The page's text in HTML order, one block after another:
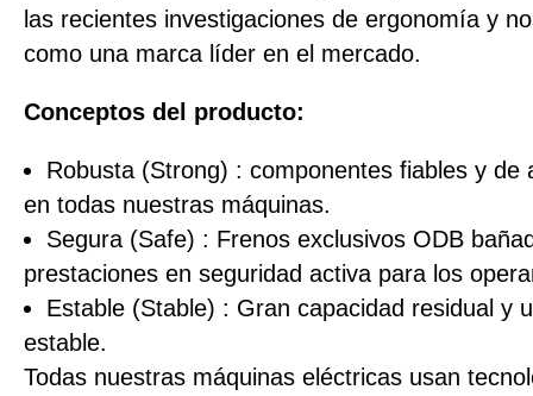
las recientes investigaciones de ergonomía y
como una marca líder en el mercado.
Conceptos del producto:
Robusta (Strong) : componentes fiables y de
en todas nuestras máquinas.
Segura (Safe) : Frenos exclusivos ODB
prestaciones en seguridad activa para los
Estable (Stable) : Gran capacidad residual y
estable.
Todas nuestras máquinas eléctricas usan